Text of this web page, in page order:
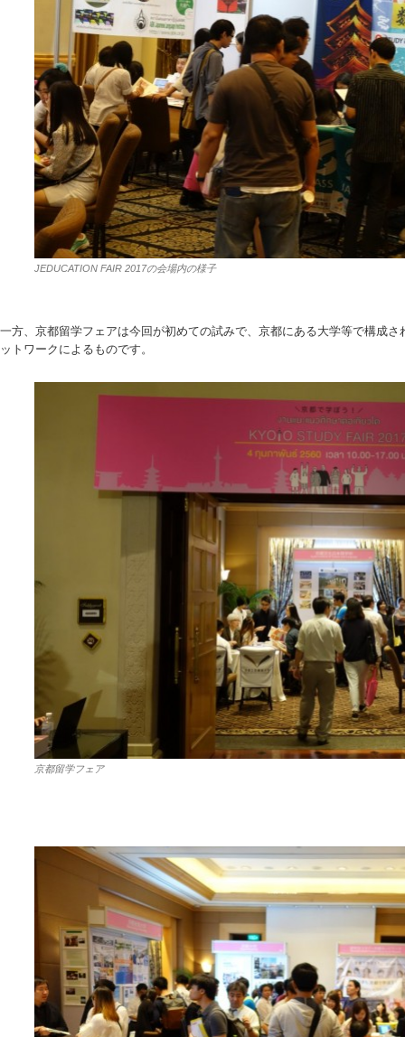
JEDUCATION FAIR 2017の会場内の様子
一方、京都留学フェアは今回が初めての試みで、京都にある大学等で構成
ットワークによるものです。
京都留学フェア